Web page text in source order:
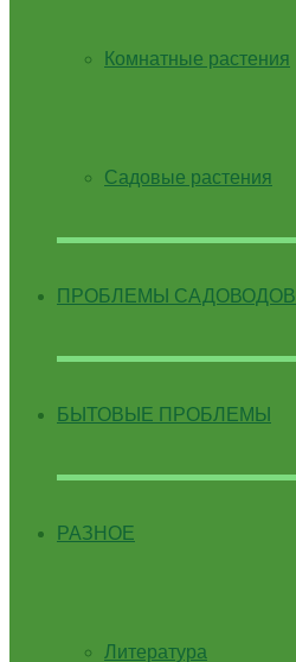
Комнатные растения
Садовые растения
ПРОБЛЕМЫ САДОВОДОВ
БЫТОВЫЕ ПРОБЛЕМЫ
РАЗНОЕ
Литература